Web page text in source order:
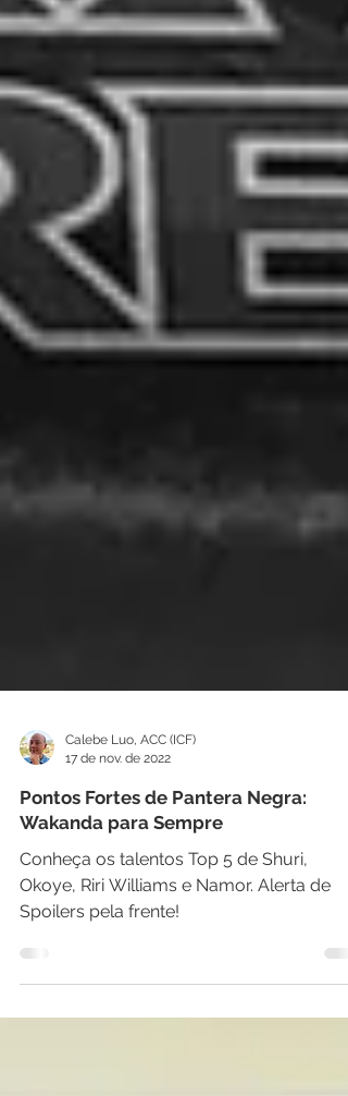
Calebe Luo, ACC (ICF)
17 de nov. de 2022
Pontos Fortes de Pantera Negra:
Wakanda para Sempre
Conheça os talentos Top 5 de Shuri,
Okoye, Riri Williams e Namor. Alerta de